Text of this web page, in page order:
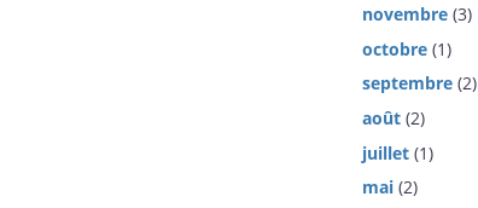
novembre (3)
octobre (1)
septembre (2)
août (2)
juillet (1)
mai (2)